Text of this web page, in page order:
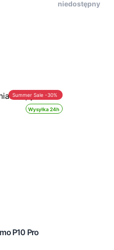
niedostępny
Wysyłka 24h
Summer Sale -30%
P10 Pro